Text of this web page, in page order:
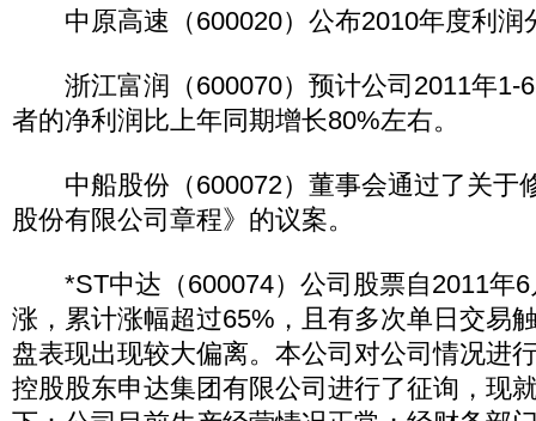
中原高速（600020）公布2010年度利润
浙江富润（600070）预计公司2011年1-6
者的净利润比上年同期增长80%左右。
中船股份（600072）董事会通过了关于
股份有限公司章程》的议案。
*ST中达（600074）公司股票自2011年6
涨，累计涨幅超过65%，且有多次单日交易
盘表现出现较大偏离。本公司对公司情况进
控股股东申达集团有限公司进行了征询，现